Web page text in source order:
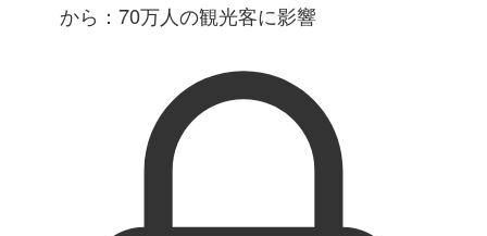
から：70万人の観光客に影響